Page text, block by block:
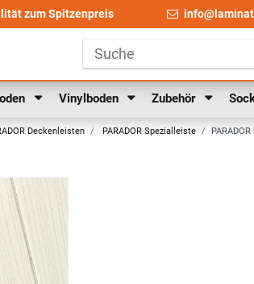
zum Spitzenpreis
Vinylboden Zubehör
Deckenleisten PARADOR Spezialleiste